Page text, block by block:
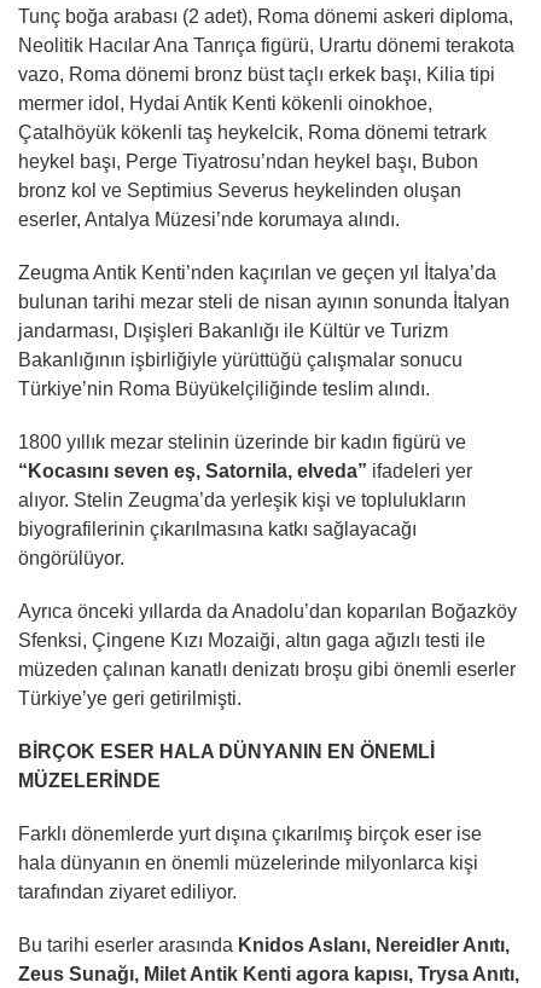
Tunç boğa arabası (2 adet), Roma dönemi askeri diploma,
Neolitik Hacılar Ana Tanrıça figürü, Urartu dönemi terakota
vazo, Roma dönemi bronz büst taçlı erkek başı, Kilia tipi
mermer idol, Hydai Antik Kenti kökenli oinokhoe,
Çatalhöyük kökenli taş heykelcik, Roma dönemi tetrark
heykel başı, Perge Tiyatrosu’ndan heykel başı, Bubon
bronz kol ve Septimius Severus heykelinden oluşan
eserler, Antalya Müzesi’nde korumaya alındı.
Zeugma Antik Kenti’nden kaçırılan ve geçen yıl İtalya’da
bulunan tarihi mezar steli de nisan ayının sonunda İtalyan
jandarması, Dışişleri Bakanlığı ile Kültür ve Turizm
Bakanlığının işbirliğiyle yürüttüğü çalışmalar sonucu
Türkiye’nin Roma Büyükelçiliğinde teslim alındı.
1800 yıllık mezar stelinin üzerinde bir kadın figürü ve
“Kocasını seven eş, Satornila, elveda” ifadeleri yer
alıyor. Stelin Zeugma’da yerleşik kişi ve toplulukların
biyografilerinin çıkarılmasına katkı sağlayacağı
öngörülüyor.
Ayrıca önceki yıllarda da Anadolu’dan koparılan Boğazköy
Sfenksi, Çingene Kızı Mozaiği, altın gaga ağızlı testi ile
müzeden çalınan kanatlı denizatı broşu gibi önemli eserler
Türkiye’ye geri getirilmişti.
BİRÇOK ESER HALA DÜNYANIN EN ÖNEMLİ
MÜZELERİNDE
Farklı dönemlerde yurt dışına çıkarılmış birçok eser ise
hala dünyanın en önemli müzelerinde milyonlarca kişi
tarafından ziyaret ediliyor.
Bu tarihi eserler arasında Knidos Aslanı, Nereidler Anıtı,
Zeus Sunağı, Milet Antik Kenti agora kapısı, Trysa Anıtı,